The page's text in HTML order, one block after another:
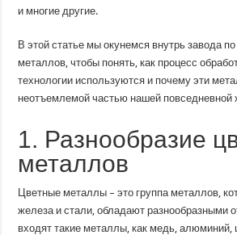
и многие другие.
В этой статье мы окунемся внутрь завода
металлов, чтобы понять, как процесс
технологии используются и почему эти
неотъемлемой частью нашей повседневной
1. Разнообразие
металлов
Цветные металлы – это группа металлов,
железа и стали, обладают разнообразными
входят такие металлы, как медь, алюминий,